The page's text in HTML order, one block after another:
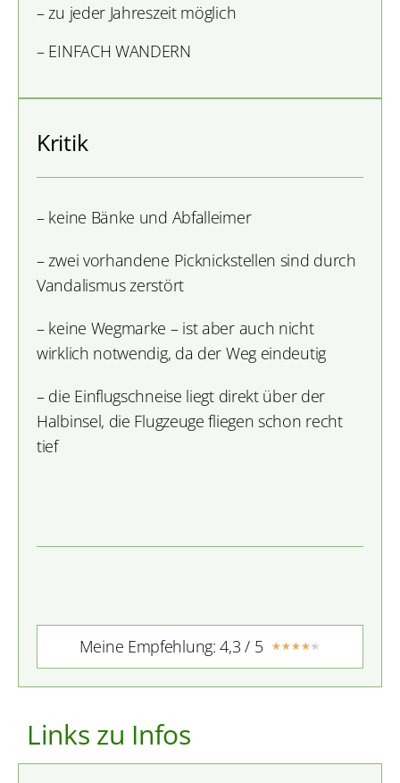
– zu jeder Jahreszeit möglich
– EINFACH WANDERN
Kritik
– keine Bänke und Abfalleimer
– zwei vorhandene Picknickstellen sind durch
Vandalismus zerstört
– keine Wegmarke – ist aber auch nicht
wirklich notwendig, da der Weg eindeutig
– die Einflugschneise liegt direkt über der
Halbinsel, die Flugzeuge fliegen schon recht
tief
Meine Empfehlung: 4,3 / 5 ★★★★★
Links zu Infos